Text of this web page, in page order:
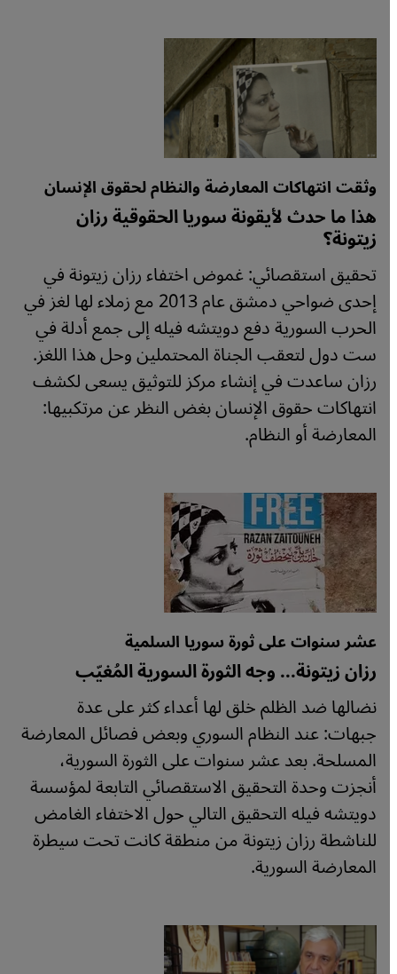
وثقت انتهاكات المعارضة والنظام لحقوق الإنسان
هذا ما حدث لأيقونة سوريا الحقوقية رزان
زيتونة؟
تحقيق استقصائي: غموض اختفاء رزان زيتونة في
إحدى ضواحي دمشق عام 2013 مع زملاء لها لغز في
الحرب السورية دفع دويتشه فيله إلى جمع أدلة في
ست دول لتعقب الجناة المحتملين وحل هذا اللغز.
رزان ساعدت في إنشاء مركز للتوثيق يسعى لكشف
انتهاكات حقوق الإنسان بغض النظر عن مرتكبيها:
المعارضة أو النظام.
عشر سنوات على ثورة سوريا السلمية
رزان زيتونة... وجه الثورة السورية المُغيّب
نضالها ضد الظلم خلق لها أعداء كثر على عدة
جبهات: عند النظام السوري وبعض فصائل المعارضة
المسلحة. بعد عشر سنوات على الثورة السورية،
أنجزت وحدة التحقيق الاستقصائي التابعة لمؤسسة
دويتشه فيله التحقيق التالي حول الاختفاء الغامض
للناشطة رزان زيتونة من منطقة كانت تحت سيطرة
المعارضة السورية.